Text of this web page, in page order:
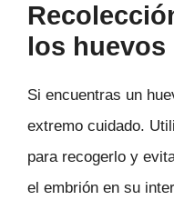
los huevos
Si encuentras un
extremo cuidado.
para recogerlo y
el embrión en su